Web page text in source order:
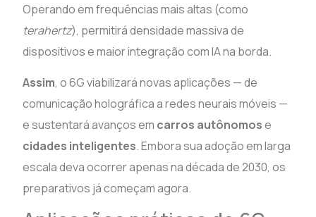
Operando em frequências mais altas (como
terahertz), permitirá densidade massiva de
dispositivos e maior integração com IA na borda.
Assim, o 6G viabilizará novas aplicações — de
comunicação holográfica a redes neurais móveis —
e sustentará avanços em carros autônomose
cidades inteligentes. Embora sua adoção em larga
escala deva ocorrer apenas na década de 2030, os
preparativos já começam agora.